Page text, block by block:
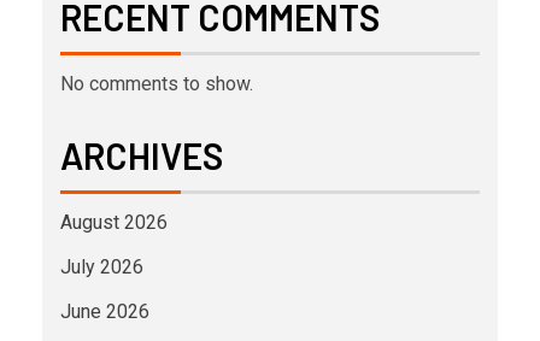
RECENT COMMENTS
No comments to show.
ARCHIVES
August 2026
July 2026
June 2026